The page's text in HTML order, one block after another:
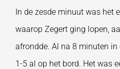
In de zesde minuut was het
waarop Zegert ging lopen,
afrondde. Al na 8 minuten
1-5 al op het bord. Het was